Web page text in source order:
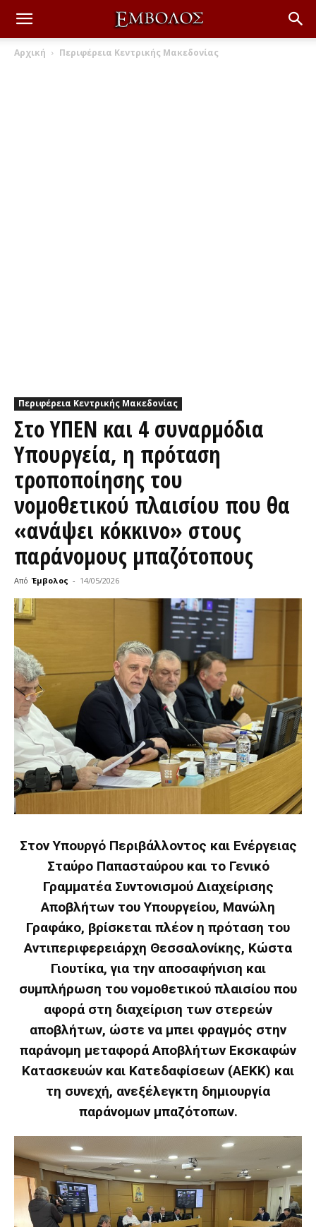
Αρχική Περιφέρεια Κεντρικής Μακεδονίας
Περιφέρεια Κεντρικής Μακεδονίας
Στο ΥΠΕΝ και 4 συναρμόδια
Υπουργεία, η πρόταση
τροποποίησης του
νομοθετικού πλαισίου που θα
«ανάψει κόκκινο» στους
παράνομους μπαζότοπους
Από Έμβολος - 14/05/2026
Στον Υπουργό Περιβάλλοντος και Ενέργειας
Σταύρο Παπασταύρου και το Γενικό
Γραμματέα Συντονισμού Διαχείρισης
Αποβλήτων του Υπουργείου, Μανώλη
Γραφάκο, βρίσκεται πλέον η πρόταση του
Αντιπεριφερειάρχη Θεσσαλονίκης, Κώστα
Γιουτίκα, για την αποσαφήνιση και
συμπλήρωση του νομοθετικού πλαισίου που
αφορά στη διαχείριση των στερεών
αποβλήτων, ώστε να μπει φραγμός στην
παράνομη μεταφορά Αποβλήτων Εκσκαφών
Κατασκευών και Κατεδαφίσεων (ΑΕΚΚ) και
τη συνεχή, ανεξέλεγκτη δημιουργία
παράνομων μπαζότοπων.